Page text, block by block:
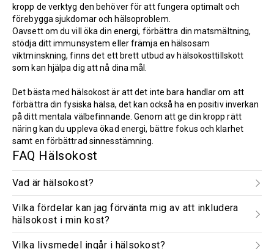
kropp de verktyg den behöver för att fungera optimalt och
förebygga sjukdomar och hälsoproblem.
Oavsett om du vill öka din energi, förbättra din matsmältning,
stödja ditt immunsystem eller främja en hälsosam
viktminskning, finns det ett brett utbud av hälsokosttillskott
som kan hjälpa dig att nå dina mål.
Det bästa med hälsokost är att det inte bara handlar om att
förbättra din fysiska hälsa, det kan också ha en positiv inverkan
på ditt mentala välbefinnande. Genom att ge din kropp rätt
näring kan du uppleva ökad energi, bättre fokus och klarhet
samt en förbättrad sinnesstämning.
FAQ Hälsokost
Vad är hälsokost?
Vilka fördelar kan jag förvänta mig av att inkludera
hälsokost i min kost?
Vilka livsmedel ingår i hälsokost?